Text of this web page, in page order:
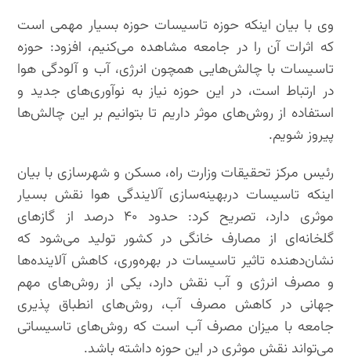
وی با بیان اینکه حوزه تاسیسات حوزه بسیار مهمی است
که اثرات آن را در جامعه مشاهده می‌کنیم، افزود: حوزه
تاسیسات با چالش‌هایی همچون انرژی، آب و آلودگی هوا
در ارتباط است، در این حوزه نیاز به نوآوری‌های جدید و
استفاده از روش‌های موثر داریم تا بتوانیم بر این چالش‌ها
پیروز شویم.
رئیس مرکز تحقیقات وزارت راه، مسکن و شهرسازی با بیان
اینکه تاسیسات در‌بهینه‌سازی آلایندگی هوا نقش بسیار
موثری دارد، تصریح کرد: حدود ۴۰ درصد از گازهای
گلخانه‌ای از مصارف خانگی‌ در کشور تولید می‌شود که
نشان‌دهنده تاثیر تاسیسات در بهره‌وری، کاهش آلاینده‌ها
و مصرف انرژی و آب نقش دارد، یکی از روش‌های مهم
جهانی در کاهش مصرف آب، روش‌های انطباق پذیری
جامعه‌ با میزان مصرف آب است که روش‌های تاسیساتی
می‌تواند نقش موثری در این حوزه داشته باشد.